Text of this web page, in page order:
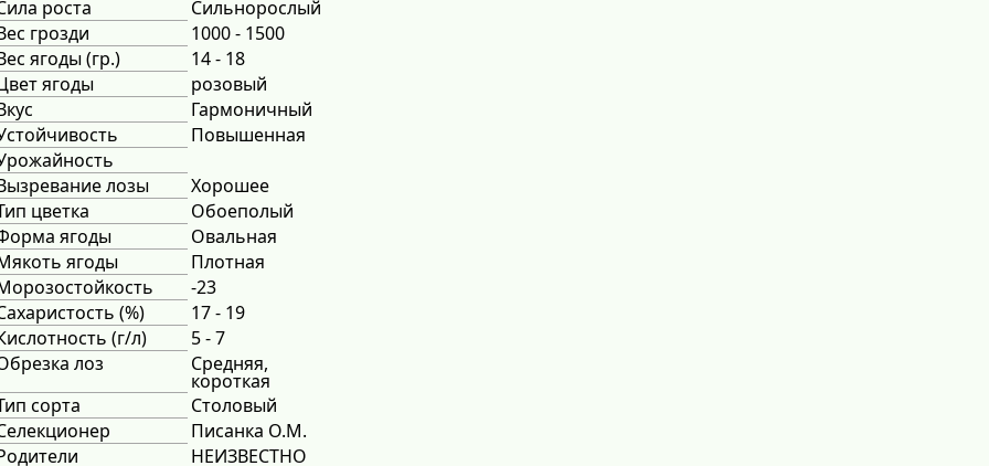
роста
Сильнорослый
грозди
1000 - 1500
ягоды (гр.)
14 - 18
ягоды
розовый
Гармоничный
Повышенная
лозы
Хорошее
цветка
Обоеполый
ягоды
Овальная
ягоды
Плотная
-23
(%)
17 - 19
(г/л)
5 - 7
лоз
Средняя,
короткая
сорта
Столовый
Писанка О.М.
НЕИЗВЕСТНО